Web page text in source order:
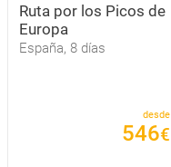
Ruta por los Picos de
Europa
España, 8 días
desde
546€